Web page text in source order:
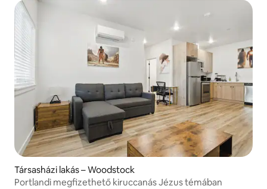
Társasházi lakás – Woodstock
Portlandi megfizethető kiruccanás Jézus témában